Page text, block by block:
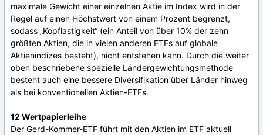
maximale Gewicht einer einzelnen Aktie im Index wird in der
Regel auf einen Höchstwert von einem Prozent begrenzt,
sodass „Kopflastigkeit“ (ein Anteil von über 10% der zehn
größten Aktien, die in vielen anderen ETFs auf globale
Aktienindizes besteht), nicht entstehen kann. Durch die weiter
oben beschriebene spezielle Ländergewichtungsmethode
besteht auch eine bessere Diversifikation über Länder hinweg
als bei konventionellen Aktien-ETFs.
12 Wertpapierleihe
Der Gerd-Kommer-ETF führt mit den Aktien im ETF aktuell